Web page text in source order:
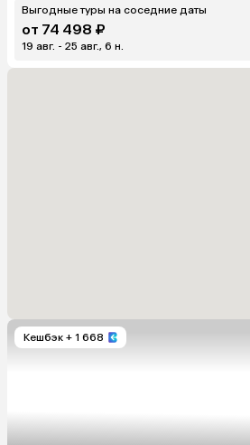
Выгодные туры на соседние даты
от 74 498 ₽
19 авг. - 25 авг., 6 н.
Кешбэк + 1 668